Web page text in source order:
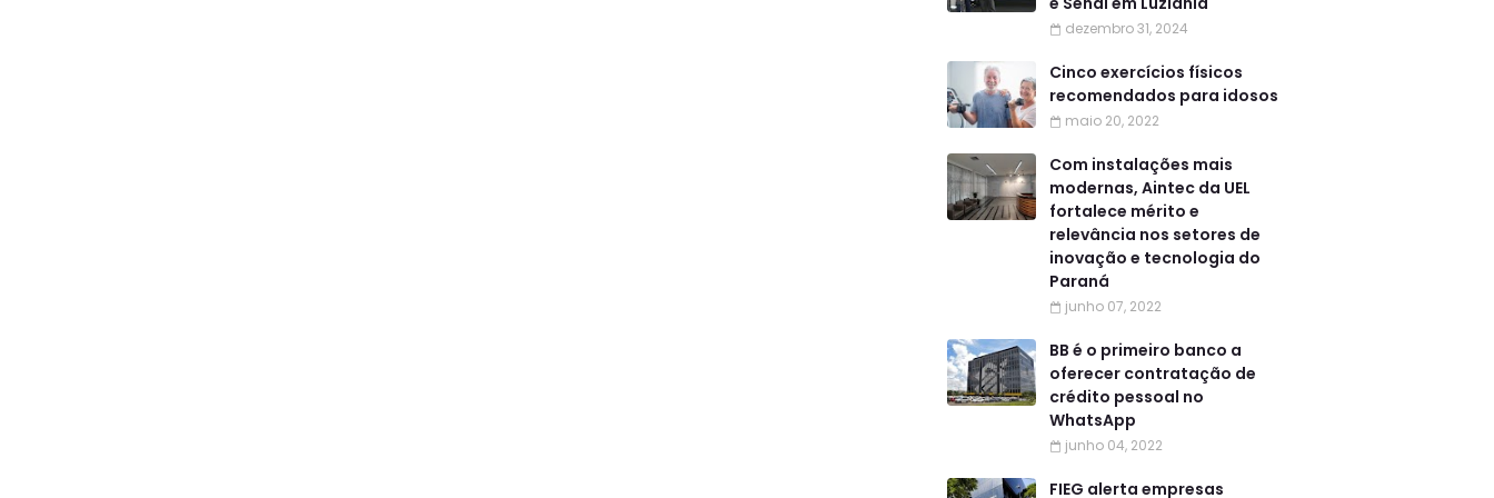
dezembro 31, 2024
Cinco exercícios físicos
recomendados para idosos
maio 20, 2022
Com instalações mais
modernas, Aintec da UEL
fortalece mérito e
relevância nos setores de
inovação e tecnologia do
Paraná
junho 07, 2022
BB é o primeiro banco a
oferecer contratação de
crédito pessoal no
WhatsApp
junho 04, 2022
FIEG alerta empresas